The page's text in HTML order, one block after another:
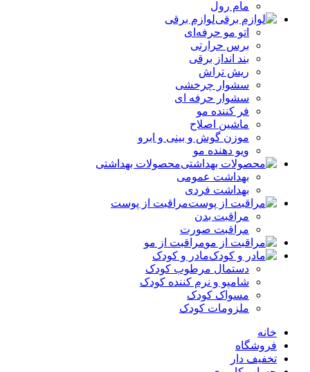
مام رول
لوازم برقی
اتو مو حرفه‌ای
برس حرارتی
بند انداز برقی
ریش تراش
سشوار چرخشی
سشوار حرفه ای
فر کننده‌ مو
ماشین اصلاح
موزن گوش و بینی و ابرو
ویو دهنده مو
محصولات بهداشتی
بهداشت عمومی
بهداشت فردی
مراقبت از پوست
مراقبت بدن
مراقبت صورت
مراقبت از مو
مادر و کودک
دستمال مرطوب کودک
شامپو و نرم کننده کودک
مسواک کودک
ملزومات کودک
خانه
فروشگاه
تخفیف دار